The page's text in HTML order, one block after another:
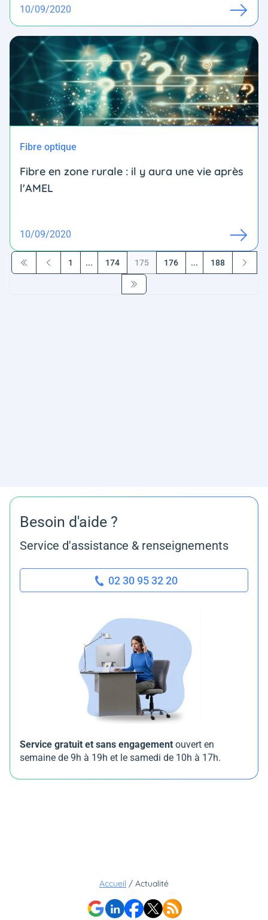
10/09/2020
Fibre optique
Fibre en zone rurale : il y aura une vie après
l'AMEL
10/09/2020
Première page
Précédent
1 ... 174 175 176 ... 188
Suivant
Dernière page
Besoin d'aide ?
Service d'assistance & renseignements
02 30 95 32 20
Service gratuit et sans engagement ouvert en
semaine de 9h à 19h et le samedi de 10h à 17h.
Accueil / Actualité